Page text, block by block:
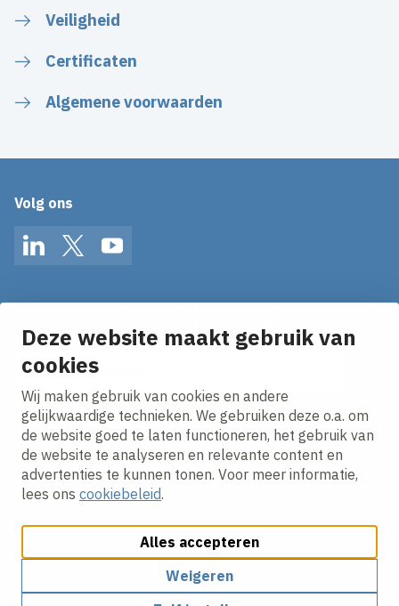
Deze website maakt gebruik van
cookies
Wij maken gebruik van cookies en andere
gelijkwaardige technieken. We gebruiken deze o.a. om
de website goed te laten functioneren, het gebruik van
de website te analyseren en relevante content en
advertenties te kunnen tonen. Voor meer informatie,
lees ons cookiebeleid.
Alles accepteren
Weigeren
Veiligheid
Certificaten
Algemene voorwaarden
Volg ons
LinkedInTwitterYouTube
Ontvang onze nieuws alerts in je mailbox!
E-mailadres
Ik ga akkoord met hetprivacy statement.
Cookies aanpassenCookie beleidPrivacy policy